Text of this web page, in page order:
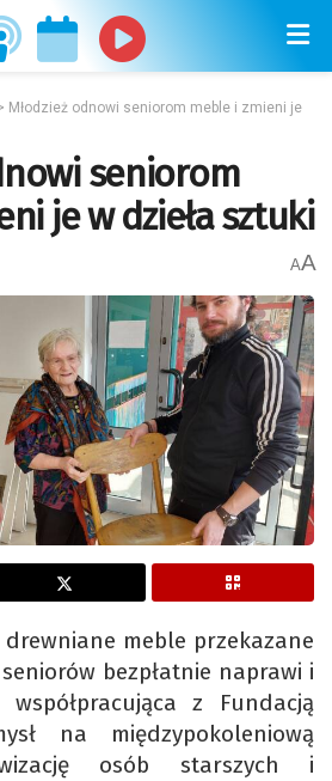
Młodzież odnowi seniorom meble i zmieni je
seniorom
je w dzieła sztuki
AA
meble przekazane
bezpłatnie naprawi i
współpracująca z Fundacją
na międzypokoleniową
osób starszych i